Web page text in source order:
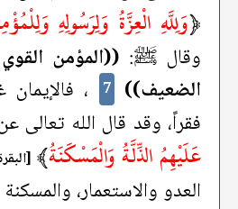
﴿وَلِلَّهِ الْعِزَّةُ وَلِرَسُولِهِ
وقال ﷺ: ((المؤمن
الضعيف)) 7
،
فقراً، وقد قال الله تعالى
عَلَيْهِمُ الذِّلَّةُ وَالْمَسْكَنَةُ﴾
العدو والاستعمار،